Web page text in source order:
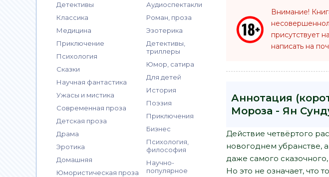
Детективы
Классика
Медицина
Приключение
Психология
Сказки
Научная фантастика
Ужасы и мистика
Современная проза
Детская проза
Драма
Эротика
Домашняя
Юмористическая проза
Аудиоспектакли
Роман, проза
Эзотерика
Детективы,
триллеры
Юмор, сатира
Для детей
История
Поэзия
Приключения
Бизнес
Психология,
философия
Научно-
популярное
Внимание!
присутствует
написать на
Аннотация
Мороза - Ян
Действие четвёртого
новогоднем убранстве,
даже самого
Но это не означает, что